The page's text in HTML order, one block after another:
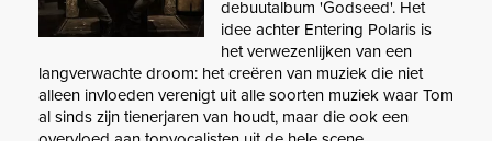
debuutalbum 'Godseed'. Het
idee achter Entering Polaris is
het verwezenlijken van een
langverwachte droom: het creëren van muziek die niet
alleen invloeden verenigt uit alle soorten muziek waar Tom
al sinds zijn tienerjaren van houdt, maar die ook een